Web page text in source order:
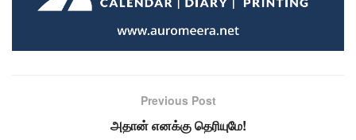
Previous Post
அதான் எனக்கு தெரியுமே!